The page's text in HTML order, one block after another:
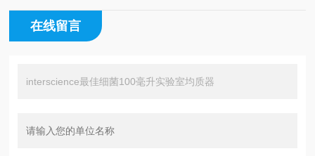
在线留言